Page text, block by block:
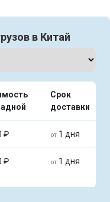
в Китай
Срок
доставки
₽ от 1 дня
₽ от 1 дня